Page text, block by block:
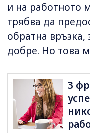
и на работното
трябва да
обратна връзка,
добре. Но това
3